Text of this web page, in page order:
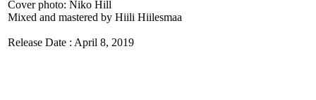
Cover photo: Niko Hill
Mixed and mastered by Hiili Hiilesmaa
Release Date : April 8, 2019